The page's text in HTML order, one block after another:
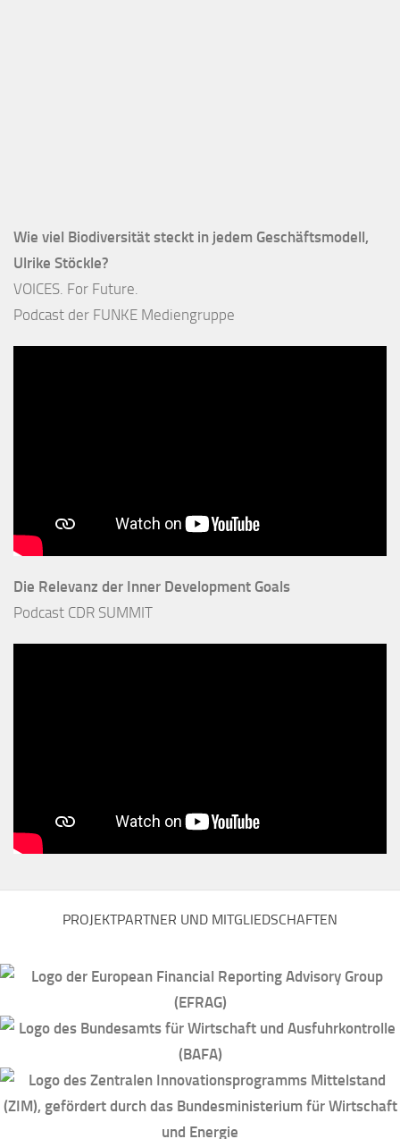
Wie viel Biodiversität steckt in jedem Geschäftsmodell,
Ulrike Stöckle?
VOICES. For Future.
Podcast der FUNKE Mediengruppe
Die Relevanz der Inner Development Goals
Podcast CDR SUMMIT
PROJEKTPARTNER UND MITGLIEDSCHAFTEN